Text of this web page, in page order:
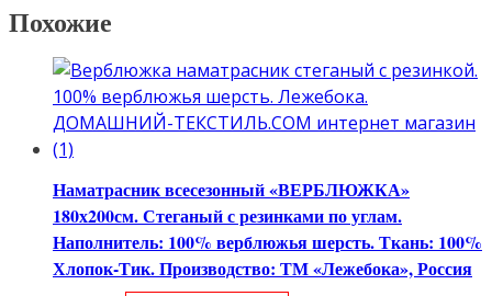
Похожие
Наматрасник всесезонный «ВЕРБЛЮЖКА»
180х200см. Стеганый с резинками по углам.
Наполнитель: 100% верблюжья шерсть. Ткань: 100%
Хлопок-Тик. Производство: ТМ «Лежебока», Россия